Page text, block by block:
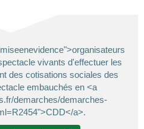
vivants d'effectuer les
des cotisations sociales des
embauchés en <a
demarches/demarches-
a>.